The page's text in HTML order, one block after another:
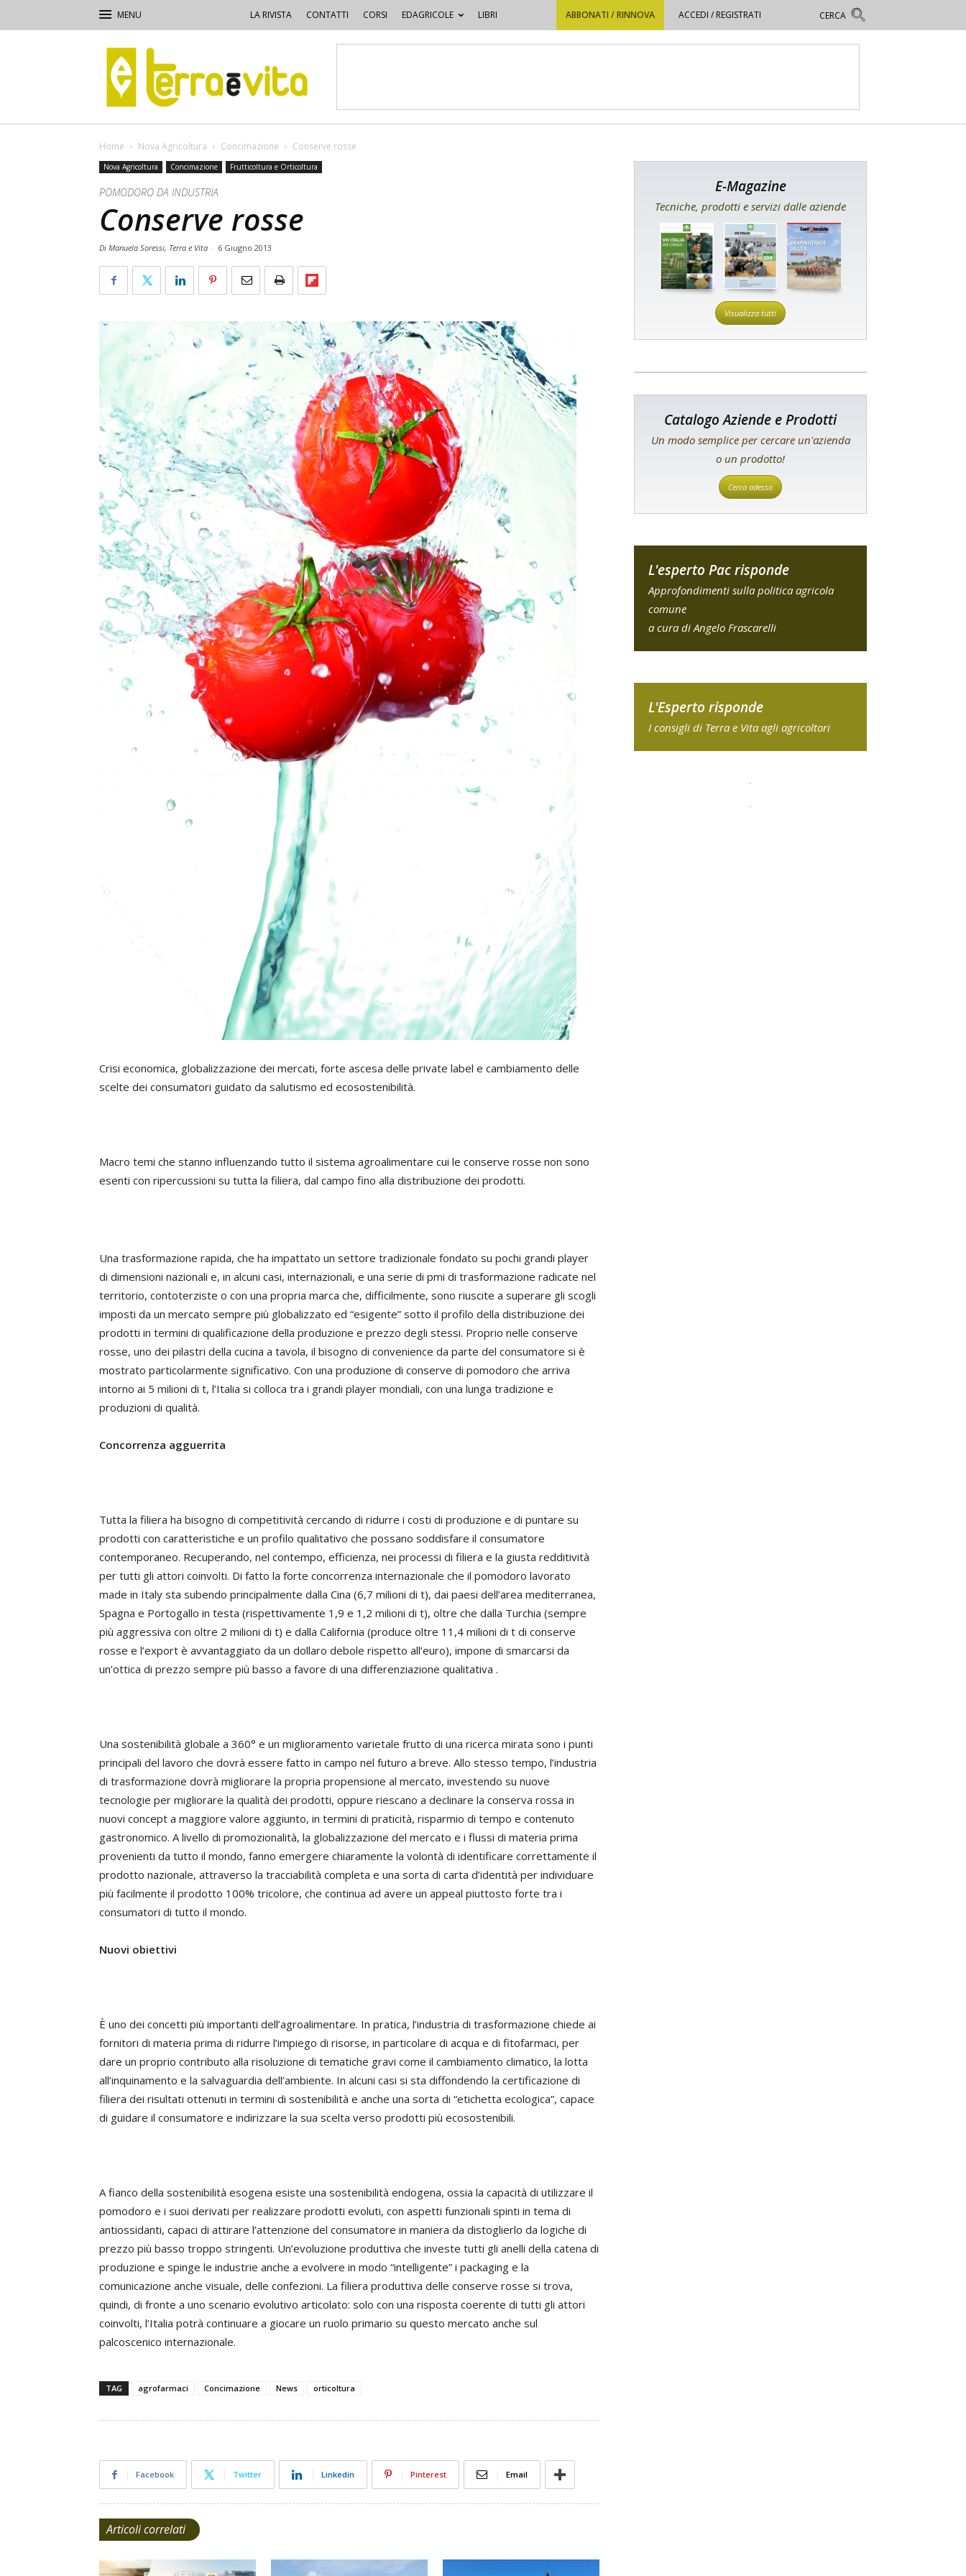
LA RIVISTA CONTATTI CORSI EDAGRICOLE LIBRI ABBONATI / RINNOVA ACCEDI / REGISTRATI
Terra
e
Vita
Home Nova Agricoltura Concimazione Conserve rosse
Nova Agricoltura Concimazione Frutticoltura e Orticoltura
POMODORO DA INDUSTRIA
Conserve rosse
Di Manuela Soressi, Terra e Vita - 6 Giugno 2013
Crisi economica, globalizzazione dei mercati, forte ascesa delle private label e cambiamento delle
scelte dei consumatori guidato da salutismo ed ecosostenibilità.
Macro temi che stanno influenzando tutto il sistema agroalimentare cui le conserve rosse non sono
esenti con ripercussioni su tutta la filiera, dal campo fino alla distribuzione dei prodotti.
Una trasformazione rapida, che ha impattato un settore tradizionale fondato su pochi grandi player
di dimensioni nazionali e, in alcuni casi, internazionali, e una serie di pmi di trasformazione radicate nel
territorio, contoterziste o con una propria marca che, difficilmente, sono riuscite a superare gli scogli
imposti da un mercato sempre più globalizzato ed “esigente” sotto il profilo della distribuzione dei
prodotti in termini di qualificazione della produzione e prezzo degli stessi. Proprio nelle conserve
rosse, uno dei pilastri della cucina a tavola, il bisogno di convenience da parte del consumatore si è
mostrato particolarmente significativo. Con una produzione di conserve di pomodoro che arriva
intorno ai 5 milioni di t, l’Italia si colloca tra i grandi player mondiali, con una lunga tradizione e
produzioni di qualità.
Concorrenza agguerrita
Tutta la filiera ha bisogno di competitività cercando di ridurre i costi di produzione e di puntare su
prodotti con caratteristiche e un profilo qualitativo che possano soddisfare il consumatore
contemporaneo. Recuperando, nel contempo, efficienza, nei processi di filiera e la giusta redditività
per tutti gli attori coinvolti. Di fatto la forte concorrenza internazionale che il pomodoro lavorato
made in Italy sta subendo principalmente dalla Cina (6,7 milioni di t), dai paesi dell’area mediterranea,
Spagna e Portogallo in testa (rispettivamente 1,9 e 1,2 milioni di t), oltre che dalla Turchia (sempre
più aggressiva con oltre 2 milioni di t) e dalla California (produce oltre 11,4 milioni di t di conserve
rosse e l’export è avvantaggiato da un dollaro debole rispetto all’euro), impone di smarcarsi da
un’ottica di prezzo sempre più basso a favore di una differenziazione qualitativa .
Una sostenibilità globale a 360° e un miglioramento varietale frutto di una ricerca mirata sono i punti
principali del lavoro che dovrà essere fatto in campo nel futuro a breve. Allo stesso tempo, l’industria
di trasformazione dovrà migliorare la propria propensione al mercato, investendo su nuove
tecnologie per migliorare la qualità dei prodotti, oppure riescano a declinare la conserva rossa in
nuovi concept a maggiore valore aggiunto, in termini di praticità, risparmio di tempo e contenuto
gastronomico. A livello di promozionalità, la globalizzazione del mercato e i flussi di materia prima
provenienti da tutto il mondo, fanno emergere chiaramente la volontà di identificare correttamente il
prodotto nazionale, attraverso la tracciabilità completa e una sorta di carta d’identità per individuare
più facilmente il prodotto 100% tricolore, che continua ad avere un appeal piuttosto forte tra i
consumatori di tutto il mondo.
Nuovi obiettivi
È uno dei concetti più importanti dell’agroalimentare. In pratica, l’industria di trasformazione chiede ai
fornitori di materia prima di ridurre l’impiego di risorse, in particolare di acqua e di fitofarmaci, per
dare un proprio contributo alla risoluzione di tematiche gravi come il cambiamento climatico, la lotta
all’inquinamento e la salvaguardia dell’ambiente. In alcuni casi si sta diffondendo la certificazione di
filiera dei risultati ottenuti in termini di sostenibilità e anche una sorta di “etichetta ecologica”, capace
di guidare il consumatore e indirizzare la sua scelta verso prodotti più ecosostenibili.
A fianco della sostenibilità esogena esiste una sostenibilità endogena, ossia la capacità di utilizzare il
pomodoro e i suoi derivati per realizzare prodotti evoluti, con aspetti funzionali spinti in tema di
antiossidanti, capaci di attirare l’attenzione del consumatore in maniera da distoglierlo da logiche di
prezzo più basso troppo stringenti. Un’evoluzione produttiva che investe tutti gli anelli della catena di
produzione e spinge le industrie anche a evolvere in modo “intelligente” i packaging e la
comunicazione anche visuale, delle confezioni. La filiera produttiva delle conserve rosse si trova,
quindi, di fronte a uno scenario evolutivo articolato: solo con una risposta coerente di tutti gli attori
coinvolti, l’Italia potrà continuare a giocare un ruolo primario su questo mercato anche sul
palcoscenico internazionale.
TAG agrofarmaci Concimazione News orticoltura
Facebook Twitter Linkedin Pinterest Email
Articoli correlati
E-Magazine
Tecniche, prodotti e servizi dalle aziende
Visualizza tutti
Catalogo Aziende e Prodotti
Un modo semplice per cercare un'azienda
o un prodotto!
Cerca adesso
L'esperto Pac risponde
Approfondimenti sulla politica agricola
comune
a cura di Angelo Frascarelli
L'Esperto risponde
I consigli di Terra e Vita agli agricoltori